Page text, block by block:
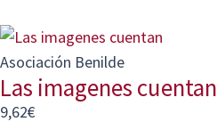
Asociación Benilde
Las imagenes cuentan
9,62€